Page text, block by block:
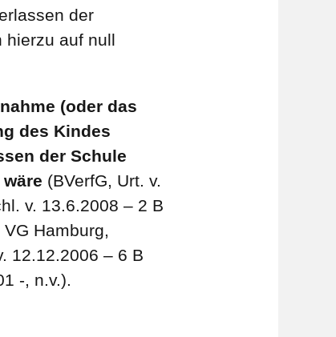
der
hierzu auf null
(oder das
des Kindes
der Schule
(BVerfG, Urt. v.
v. 13.6.2008 – 2 B
Hamburg,
12.12.2006 – 6 B
-, n.v.).